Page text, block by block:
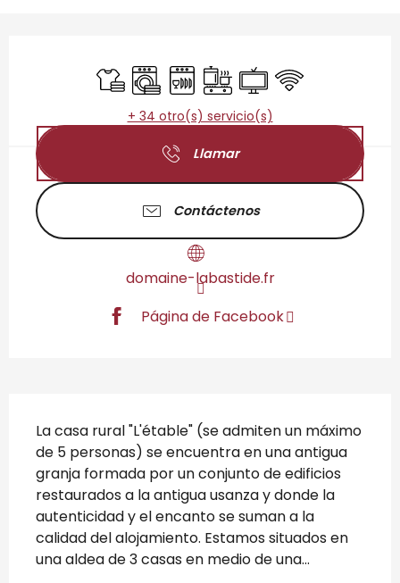
Sábanas y ropa de cama
LavadoraLavavajillas
Placa de cocción
Televisión
Wifi
+ 34 otro(s) servicio(s)
Llamar
Contáctenos
domaine-labastide.fr
Página de Facebook
La casa rural "L'étable" (se admiten un máximo
de 5 personas) se encuentra en una antigua
granja formada por un conjunto de edificios
restaurados a la antigua usanza y donde la
autenticidad y el encanto se suman a la
calidad del alojamiento. Estamos situados en
una aldea de 3 casas en medio de una...